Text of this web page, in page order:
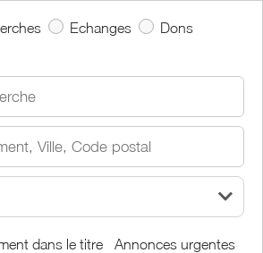
Echanges
Dons
dans le titre Annonces urgentes